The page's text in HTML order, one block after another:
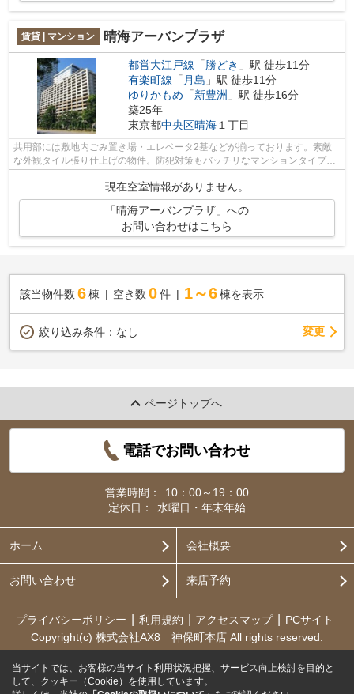
賃貸 | マンション 晴海アーバンプラザ
都営大江戸線 「 勝どき 」駅 徒歩11分
有楽町線 「 月島 」駅 徒歩11分
ゆりかもめ 「新豊洲 」駅 徒歩16分
築25年
東京都中央区晴海 １丁目
共用部には敷地内ごみ置き場・エレベータ2基などが揃っております。素敵
な外観タイル張り仕上げの物件。防犯対策もバッチリなマンションタイプの
物件です。クレジットカードで初期費用...
現在空室情報がありません。
「晴海アーバンプラザ」への
お問い合わせはこちら
該当物件数 6棟 空き数 0 件 1～6 棟を表示
絞り込み条件： なし 変更
ページトップへ
電話でお問い合わせ
営業時間：
10：00～19：00
定休日：
水曜日・年末年始
ホーム 会社概要
お問い合わせ 来店予約
プライバシーポリシー 利用規約 アクセスマップ
PCサイト
Copyright(c) 株式会社AX8 神保町本店 All rights reserved.
当サイトでは、お客様の当サイト利用状況把握、サービス向上検討を目的と
して、クッキー（Cookie）を使用しています。